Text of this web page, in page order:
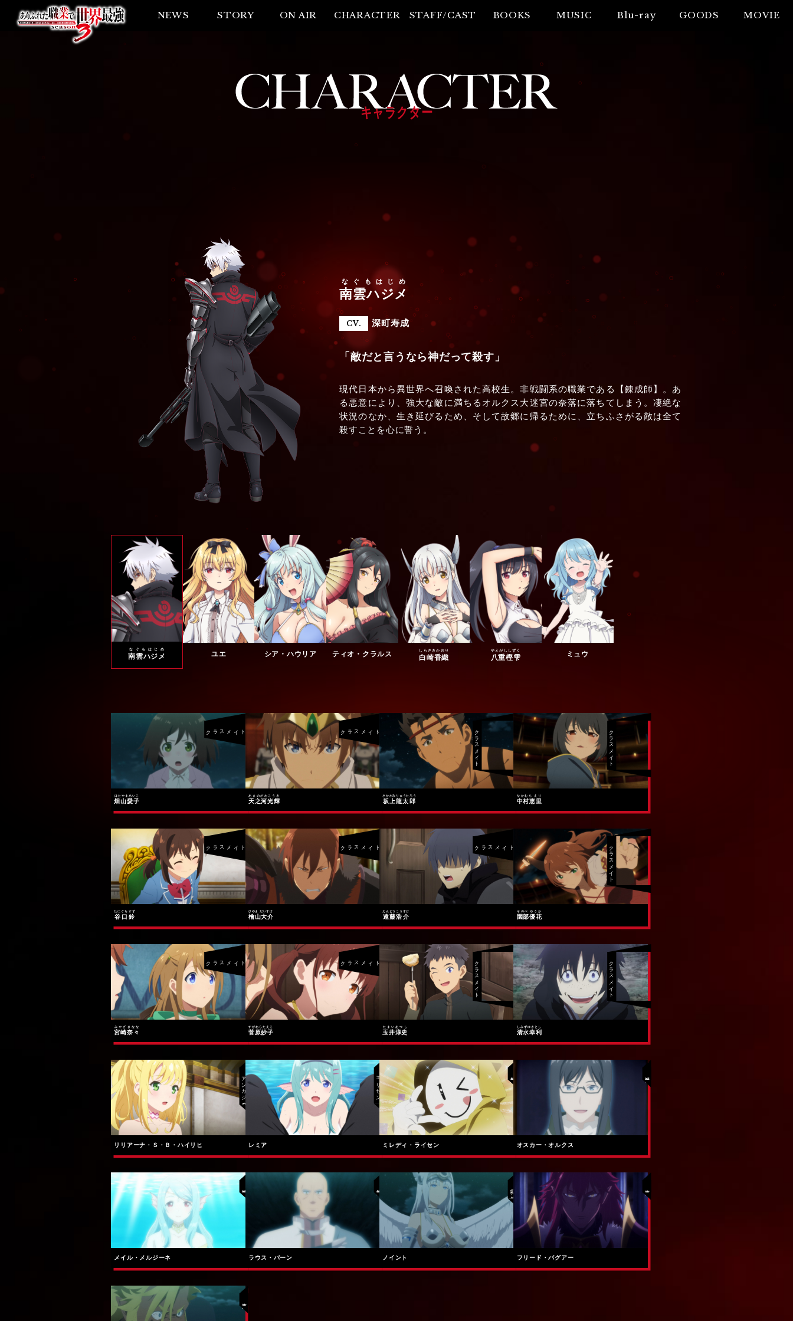
NEWS STORY ON AIR CHARACTER STAFF/CAST BOOKS MUSIC Blu-ray GOODS MOVIE
キャラクター
南雲ハジメ
なぐもはじめ
CV. 深町寿成
「敵だと言うなら神だって殺す」
現代日本から異世界へ召喚された高校生。非戦闘系の職業である【錬成師】。あ
る悪意により、強大な敵に満ちるオルクス大迷宮の奈落に落ちてしまう。凄絶な
状況のなか、生き延びるため、そして故郷に帰るために、立ちふさがる敵は全て
殺すことを心に誓う。
南雲ハジメ
なぐもはじめ ユエ シア・ハウリア ティオ・クラルス 白崎香織
しらさきかおり
八重樫雫
やえがししずく ミュウ
クラスメイト
畑山愛子
はたやまあいこ
クラスメイト
天之河光輝
あまのがわこうき
クラスメイト
坂上龍太郎
さかがみりゅうたろう
クラスメイト
中村恵里
なかむら えり
クラスメイト
谷口鈴
たにぐち すず
クラスメイト
檜山大介
ひやま だいすけ
クラスメイト
遠藤浩介
えんどうこうすけ
クラスメイト
園部優花
そのべ ゆうか
クラスメイト
宮崎奈々
みやざきなな
クラスメイト
菅原妙子
すがわらたえこ
クラスメイト
玉井淳史
たまいあつし
クラスメイト
清水幸利
しみずゆきとし
アンカジ公国
リリアーナ・Ｓ・Ｂ・ハイリヒ
エリセン
レミア ミレディ・ライセン オスカー・オルクス
メイル・メルジーネ ラウス・バーン
神の使徒
ノイント フリード・バグアー